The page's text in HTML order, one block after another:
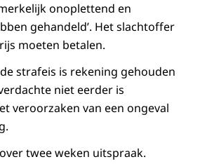
onoplettend en
gehandeld’. Het slachtoffer
moeten betalen.
strafeis is rekening gehouden
niet eerder is
veroorzaken van een ongeval
twee weken uitspraak.